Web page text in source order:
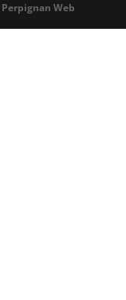
Perpignan Web